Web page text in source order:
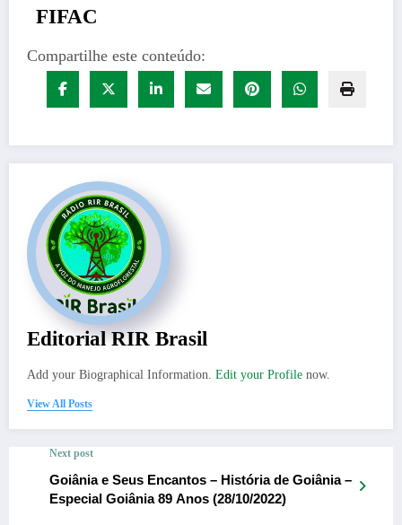
FIFAC
Compartilhe este conteúdo:
Editorial RIR Brasil
Add your Biographical Information. Edit your Profile now.
View All Posts
Next post
Goiânia e Seus Encantos – História de Goiânia –
Especial Goiânia 89 Anos (28/10/2022)